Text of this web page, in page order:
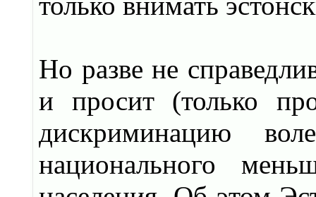
Но разве не
и просит (только
дискриминацию
национального